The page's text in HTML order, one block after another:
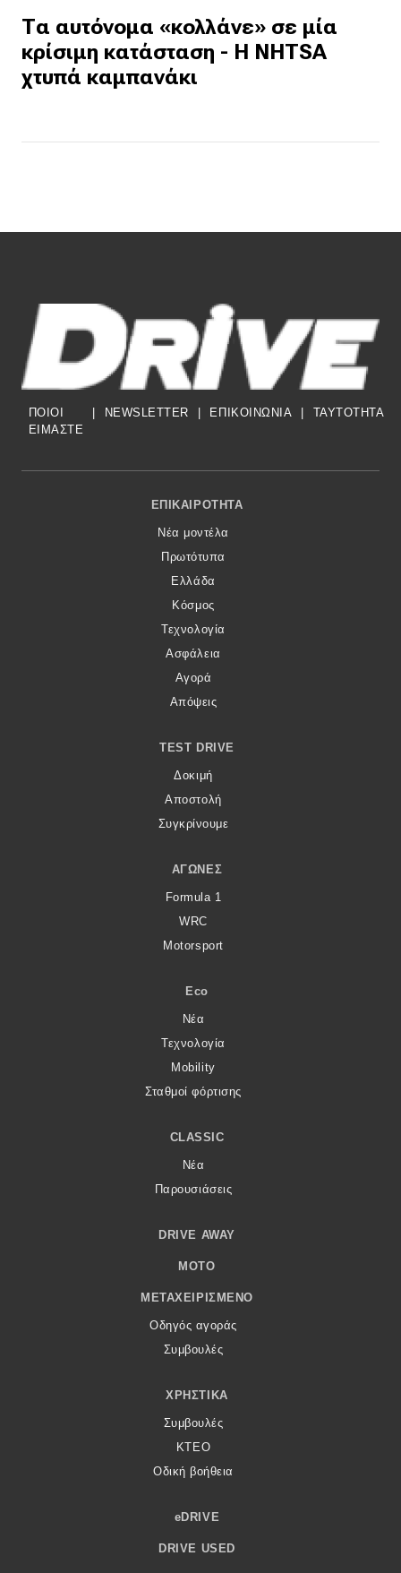
Τα αυτόνομα «κολλάνε» σε μία
κρίσιμη κατάσταση - Η NHTSA
χτυπά καμπανάκι
ΠΟΙΟΙ
ΕΙΜΑΣΤΕ
| NEWSLETTER | ΕΠΙΚΟΙΝΩΝΙΑ | TAYTOTHTA
Footer Menu
ΕΠΙΚΑΙΡΌΤΗΤΑ
Νέα μοντέλα
Πρωτότυπα
Ελλάδα
Κόσμος
Τεχνολογία
Ασφάλεια
Αγορά
Απόψεις
TEST DRIVE
Δοκιμή
Αποστολή
Συγκρίνουμε
ΑΓΏΝΕΣ
Formula 1
WRC
Motorsport
Eco
Νέα
Τεχνολογία
Mobility
Σταθμοί φόρτισης
CLASSIC
Νέα
Παρουσιάσεις
DRIVE AWAY
MOTO
ΜΕΤΑΧΕΙΡΙΣΜΈΝΟ
Οδηγός αγοράς
Συμβουλές
ΧΡΗΣΤΙΚΆ
Συμβουλές
ΚΤΕΟ
Οδική βοήθεια
eDRIVE
DRIVE USED